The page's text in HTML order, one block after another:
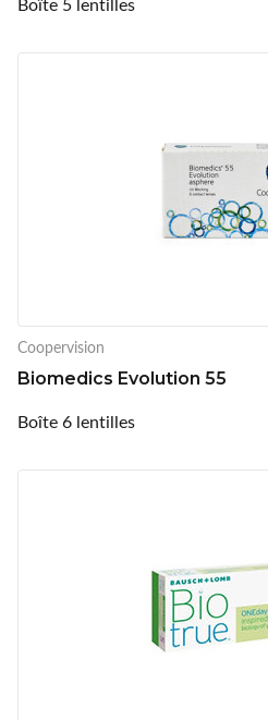
Coopervision
Biomedics Evolution 55
Boîte 6 lentilles